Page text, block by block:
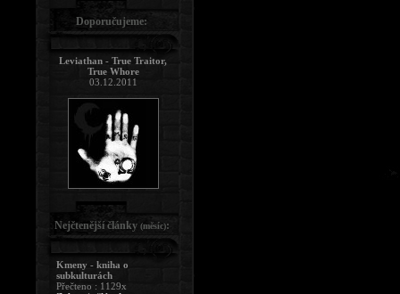
Doporučujeme:
Leviathan - True Traitor,
True Whore
03.12.2011
Nejčtenější články (měsíc):
Kmeny - kniha o
subkulturách
Přečteno : 1129x